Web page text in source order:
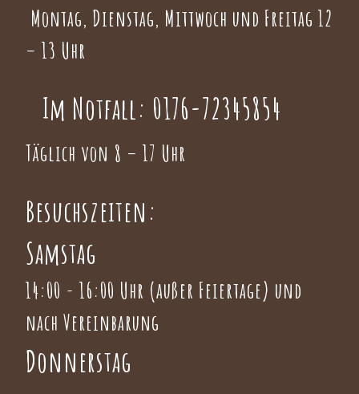
Montag, Dienstag, Mittwoch und Freitag 12
– 13 Uhr
Im Notfall: 0176-72345854
Täglich von 8 – 17 Uhr
Besuchszeiten:
Samstag
14:00 - 16:00 Uhr (außer Feiertage) und
nach Vereinbarung
Donnerstag